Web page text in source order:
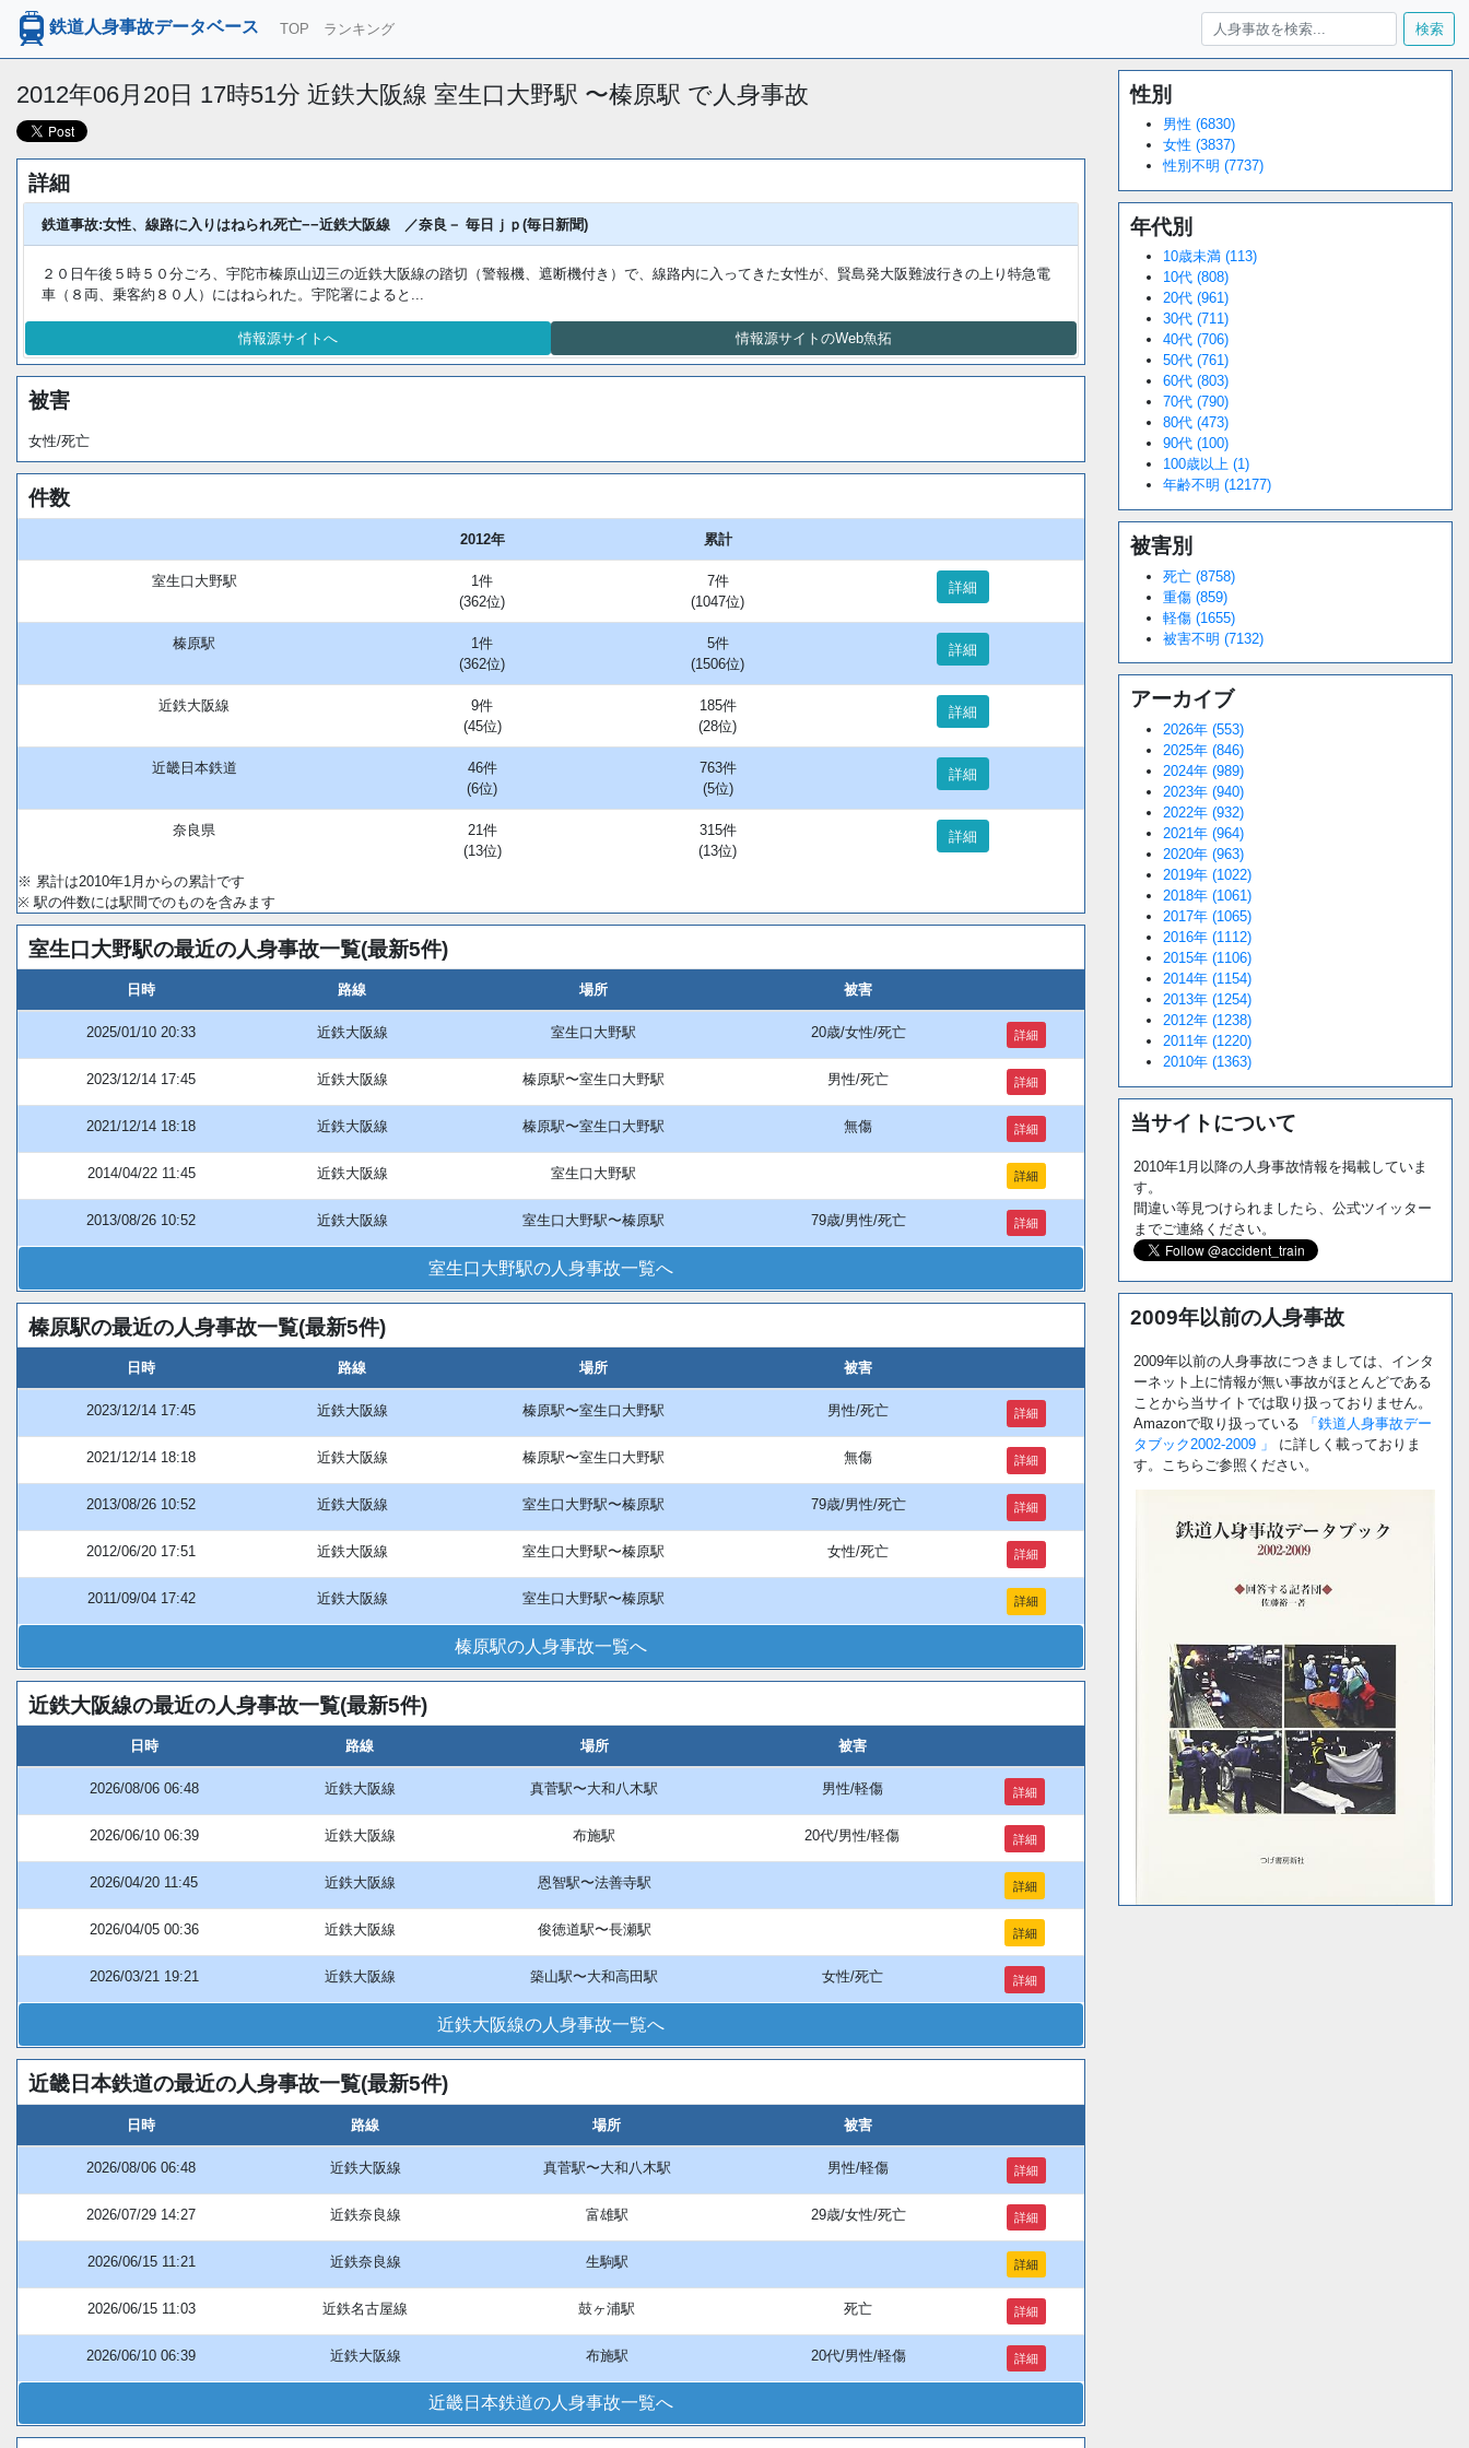
鉄道人身事故データベース TOP ランキング 検索
2012年06月20日 17時51分 近鉄大阪線 室生口大野駅 〜榛原駅 で人身事故
詳細
鉄道事故:女性、線路に入りはねられ死亡−−近鉄大阪線 ／奈良－ 毎日ｊｐ(毎日新聞)
２０日午後５時５０分ごろ、宇陀市榛原山辺三の近鉄大阪線の踏切（警報機、遮断機付き）で、線路内に入ってきた女性が、賢島発大阪難波行きの上り特急電
車（８両、乗客約８０人）にはねられた。宇陀署によると...
情報源サイトへ 情報源サイトのWeb魚拓
被害
女性/死亡
件数
2012年 累計
室生口大野駅
1件
(362位)
7件
(1047位)
詳細
榛原駅
1件
(362位)
5件
(1506位)
詳細
近鉄大阪線
9件
(45位)
185件
(28位)
詳細
近畿日本鉄道
46件
(6位)
763件
(5位)
詳細
奈良県
21件
(13位)
315件
(13位)
詳細
※ 累計は2010年1月からの累計です
※ 駅の件数には駅間でのものを含みます
室生口大野駅の最近の人身事故一覧(最新5件)
日時 路線 場所 被害
2025/01/10 20:33 近鉄大阪線 室生口大野駅 20歳/女性/死亡 詳細
2023/12/14 17:45 近鉄大阪線 榛原駅〜室生口大野駅 男性/死亡 詳細
2021/12/14 18:18 近鉄大阪線 榛原駅〜室生口大野駅 無傷 詳細
2014/04/22 11:45 近鉄大阪線 室生口大野駅 詳細
2013/08/26 10:52 近鉄大阪線 室生口大野駅〜榛原駅 79歳/男性/死亡 詳細
室生口大野駅の人身事故一覧へ
榛原駅の最近の人身事故一覧(最新5件)
日時 路線 場所 被害
2023/12/14 17:45 近鉄大阪線 榛原駅〜室生口大野駅 男性/死亡 詳細
2021/12/14 18:18 近鉄大阪線 榛原駅〜室生口大野駅 無傷 詳細
2013/08/26 10:52 近鉄大阪線 室生口大野駅〜榛原駅 79歳/男性/死亡 詳細
2012/06/20 17:51 近鉄大阪線 室生口大野駅〜榛原駅 女性/死亡 詳細
2011/09/04 17:42 近鉄大阪線 室生口大野駅〜榛原駅 詳細
榛原駅の人身事故一覧へ
近鉄大阪線の最近の人身事故一覧(最新5件)
日時 路線 場所 被害
2026/08/06 06:48 近鉄大阪線 真菅駅〜大和八木駅 男性/軽傷 詳細
2026/06/10 06:39 近鉄大阪線 布施駅 20代/男性/軽傷 詳細
2026/04/20 11:45 近鉄大阪線 恩智駅〜法善寺駅 詳細
2026/04/05 00:36 近鉄大阪線 俊徳道駅〜長瀬駅 詳細
2026/03/21 19:21 近鉄大阪線 築山駅〜大和高田駅 女性/死亡 詳細
近鉄大阪線の人身事故一覧へ
近畿日本鉄道の最近の人身事故一覧(最新5件)
日時 路線 場所 被害
2026/08/06 06:48 近鉄大阪線 真菅駅〜大和八木駅 男性/軽傷 詳細
2026/07/29 14:27 近鉄奈良線 富雄駅 29歳/女性/死亡 詳細
2026/06/15 11:21 近鉄奈良線 生駒駅 詳細
2026/06/15 11:03 近鉄名古屋線 鼓ヶ浦駅 死亡 詳細
2026/06/10 06:39 近鉄大阪線 布施駅 20代/男性/軽傷 詳細
近畿日本鉄道の人身事故一覧へ
Unmute
34.94%
性別
男性 (6830)
女性 (3837)
性別不明 (7737)
年代別
10歳未満 (113)
10代 (808)
20代 (961)
30代 (711)
40代 (706)
50代 (761)
60代 (803)
70代 (790)
80代 (473)
90代 (100)
100歳以上 (1)
年齢不明 (12177)
被害別
死亡 (8758)
重傷 (859)
軽傷 (1655)
被害不明 (7132)
アーカイブ
2026年 (553)
2025年 (846)
2024年 (989)
2023年 (940)
2022年 (932)
2021年 (964)
2020年 (963)
2019年 (1022)
2018年 (1061)
2017年 (1065)
2016年 (1112)
2015年 (1106)
2014年 (1154)
2013年 (1254)
2012年 (1238)
2011年 (1220)
2010年 (1363)
当サイトについて
2010年1月以降の人身事故情報を掲載していま
す。
間違い等見つけられましたら、公式ツイッター
までご連絡ください。
2009年以前の人身事故
2009年以前の人身事故につきましては、インタ
ーネット上に情報が無い事故がほとんどである
ことから当サイトでは取り扱っておりません。
Amazonで取り扱っている
「鉄道人身事故デー
タブック2002-2009 」
に詳しく載っておりま
す。こちらご参照ください。